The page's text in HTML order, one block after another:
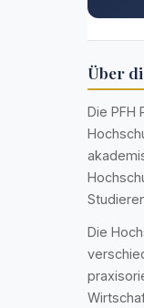
Über
Die PFH
Die